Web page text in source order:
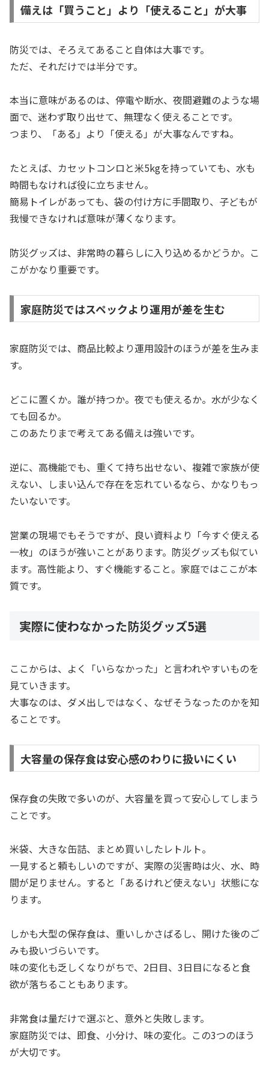
備えは「買うこと」より「使えること」が大事
防災では、そろえてあること自体は大事です。
ただ、それだけでは半分です。
本当に意味があるのは、停電や断水、夜間避難のような場
面で、迷わず取り出せて、無理なく使えることです。
つまり、「ある」より「使える」が大事なんですね。
たとえば、カセットコンロと米5kgを持っていても、水も
時間もなければ役に立ちません。
簡易トイレがあっても、袋の付け方に手間取り、子どもが
我慢できなければ意味が薄くなります。
防災グッズは、非常時の暮らしに入り込めるかどうか。こ
こがかなり重要です。
家庭防災ではスペックより運用が差を生む
家庭防災では、商品比較より運用設計のほうが差を生みま
す。
どこに置くか。誰が持つか。夜でも使えるか。水が少なく
ても回るか。
このあたりまで考えてある備えは強いです。
逆に、高機能でも、重くて持ち出せない、複雑で家族が使
えない、しまい込んで存在を忘れているなら、かなりもっ
たいないです。
営業の現場でもそうですが、良い資料より「今すぐ使える
一枚」のほうが強いことがあります。防災グッズも似てい
ます。高性能より、すぐ機能すること。家庭ではここが本
質です。
実際に使わなかった防災グッズ5選
ここからは、よく「いらなかった」と言われやすいものを
見ていきます。
大事なのは、ダメ出しではなく、なぜそうなったのかを知
ることです。
大容量の保存食は安心感のわりに扱いにくい
保存食の失敗で多いのが、大容量を買って安心してしまう
ことです。
米袋、大きな缶詰、まとめ買いしたレトルト。
一見すると頼もしいのですが、実際の災害時は火、水、時
間が足りません。すると「あるけれど使えない」状態にな
ります。
しかも大型の保存食は、重いしかさばるし、開けた後のご
みも扱いづらいです。
味の変化も乏しくなりがちで、2日目、3日目になると食
欲が落ちることもあります。
非常食は量だけで選ぶと、意外と失敗します。
家庭防災では、即食、小分け、味の変化。この3つのほう
が大切です。